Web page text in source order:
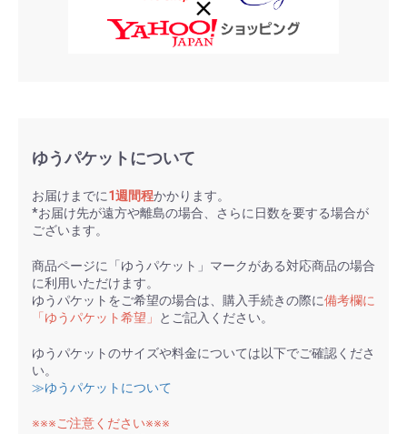
ゆうパケットについて
お届けまでに1週間程かかります。
*お届け先が遠方や離島の場合、さらに日数を要する場合が
ございます。
商品ページに「ゆうパケット」マークがある対応商品の場合
に利用いただけます。
ゆうパケットをご希望の場合は、購入手続きの際に備考欄に
「ゆうパケット希望」
とご記入ください。
ゆうパケットのサイズや料金については以下でご確認くださ
い。
≫ゆうパケットについて
※※※ご注意ください※※※